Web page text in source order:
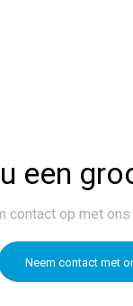
een
contact op met
Neem contact met